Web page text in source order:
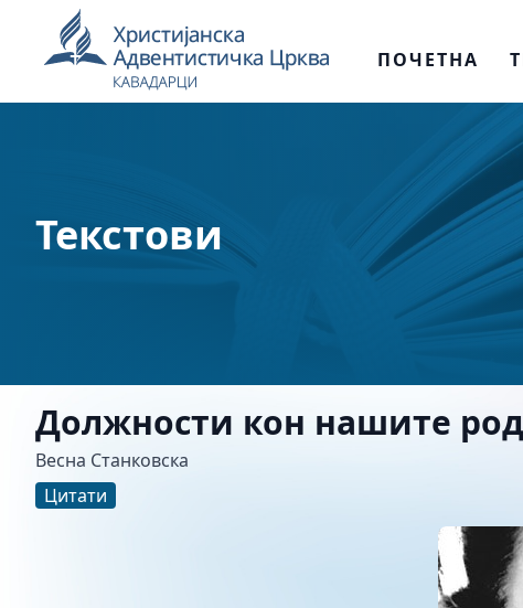
ПОЧЕТНА
Текстови
Должности кон нашите
Весна Станковска
Цитати